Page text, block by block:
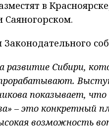
в
развитие Сибири,
показывает,
– это конкретный
возможность